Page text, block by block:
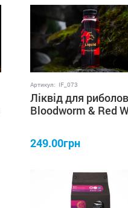
Артикул: IF_073
Ліквід для
Bloodworm & Red
мл IRON FISH
249.00грн